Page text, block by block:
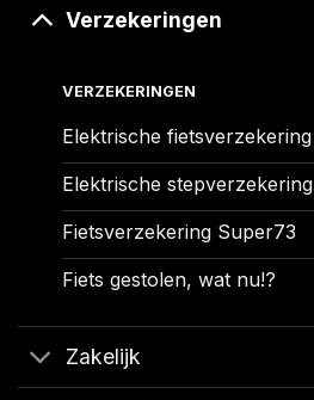
Verzekeringen
VERZEKERINGEN
Elektrische fietsverzekering
Elektrische stepverzekering
Fietsverzekering Super73
Fiets gestolen, wat nu!?
Zakelijk